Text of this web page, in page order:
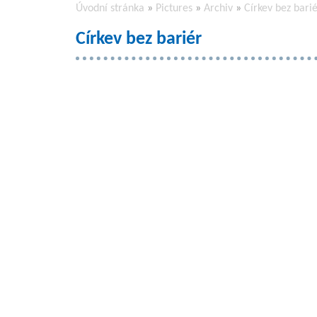
Úvodní stránka » Pictures » Archiv » Církev bez
Církev bez bariér